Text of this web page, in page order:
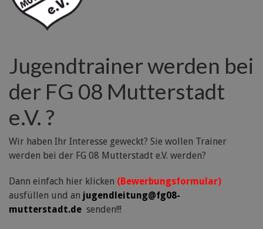
Jugendtrainer werden bei
der FG 08 Mutterstadt
e.V. ?
Wir haben Ihr Interesse geweckt? Sie wollen Trainer
werden bei der FG 08 Mutterstadt e.V. werden?
Dann einfach hier klicken (Bewerbungsformular)
ausfüllen und an jugendleitung@fg08-
mutterstadt.de senden!!!